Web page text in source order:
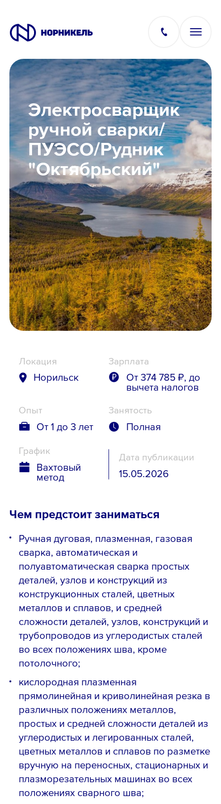
Вакансии
Производство
Офис
IT
Студентам
Школьникам
Локации
8 800 700-19-43
Электросварщик
ручной сварки/
ПУЭСО/Рудник
"Октябрьский"
Локация
Норильск
Зарплата
От 374 785 ₽, до
вычета налогов
Опыт
От 1 до 3 лет
Занятость
Полная
График
Вахтовый
метод
Дата публикации
15.05.2026
Чем предстоит заниматься
Ручная дуговая, плазменная, газовая
сварка, автоматическая и
полуавтоматическая сварка простых
деталей, узлов и конструкций из
конструкционных сталей, цветных
металлов и сплавов, и средней
сложности деталей, узлов, конструкций и
трубопроводов из углеродистых сталей
во всех положениях шва, кроме
потолочного;
кислородная плазменная
прямолинейная и криволинейная резка в
различных положениях металлов,
простых и средней сложности деталей из
углеродистых и легированных сталей,
цветных металлов и сплавов по разметке
вручную на переносных, стационарных и
плазморезательных машинах во всех
положениях сварного шва;